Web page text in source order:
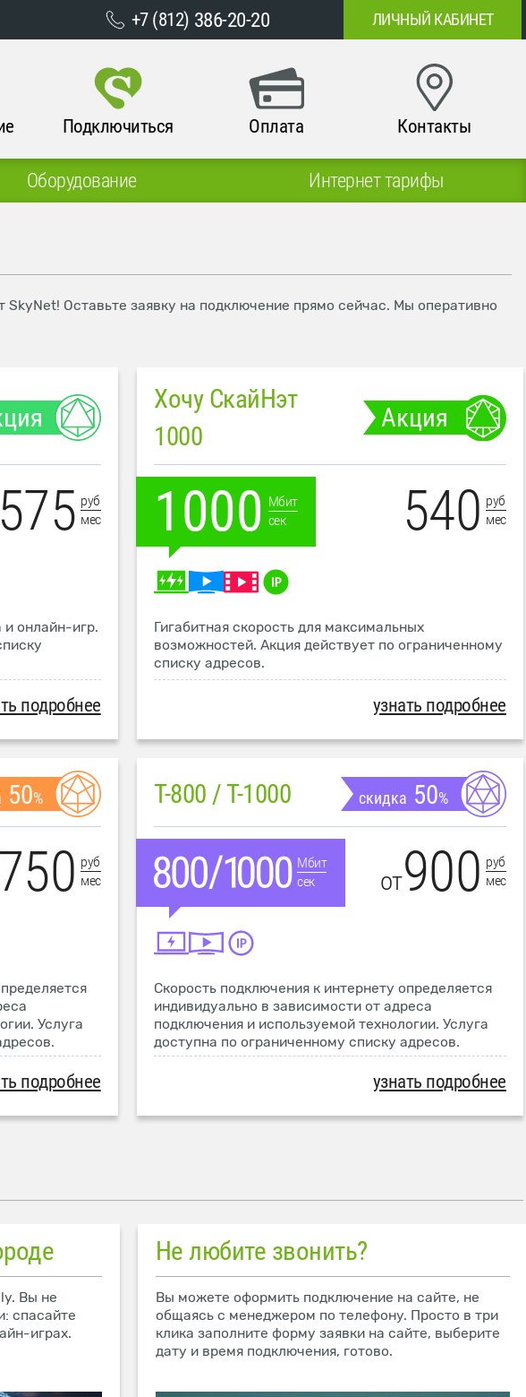
+7 (812) 386-20-20 ЛИЧНЫЙ КАБИНЕТ
Подключиться Оплата Контакты
Оборудование Интернет тарифы
Оставьте заявку на подключение прямо сейчас. Мы оперативно
575 руб
мес
и онлайн-игр.
подробнее
Хочу СкайНэт
1000
Акция
1000 Мбит
сек
540 руб
мес
Гигабитная скорость для максимальных
возможностей. Акция действует по ограниченному
списку адресов.
узнать подробнее
50%
руб
мес
Услуга
подробнее
T-800 / T-1000 скидка 50%
Мбит
сек
от900 руб
мес
Скорость подключения к интернету определяется
индивидуально в зависимости от адреса
подключения и используемой технологии. Услуга
доступна по ограниченному списку адресов.
узнать подробнее
Вы не
спасайте
играх.
Не любите звонить?
Вы можете оформить подключение на сайте, не
общаясь с менеджером по телефону. Просто в три
клика заполните форму заявки на сайте, выберите
дату и время подключения, готово.